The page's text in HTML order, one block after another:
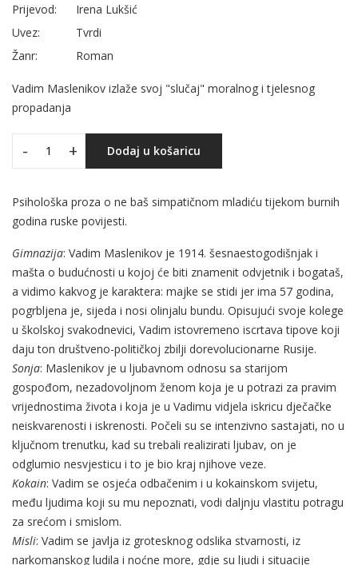
Prijevod:
Irena Lukšić
Uvez:
Tvrdi
Žanr:
Roman
Vadim Maslenikov izlaže svoj "slučaj" moralnog i tjelesnog
propadanja
- + Dodaj u košaricu
Psihološka proza o ne baš simpatičnom mladiću tijekom burnih
godina ruske povijesti.
Gimnazija: Vadim Maslenikov je 1914. šesnaestogodišnjak i
mašta o budućnosti u kojoj će biti znamenit odvjetnik i bogataš,
a vidimo kakvog je karaktera: majke se stidi jer ima 57 godina,
pogrbljena je, sijeda i nosi olinjalu bundu. Opisujući svoje kolege
u školskoj svakodnevici, Vadim istovremeno iscrtava tipove koji
daju ton društveno-političkoj zbilji dorevolucionarne Rusije.
Sonja: Maslenikov je u ljubavnom odnosu sa starijom
gospođom, nezadovoljnom ženom koja je u potrazi za pravim
vrijednostima života i koja je u Vadimu vidjela iskricu dječačke
neiskvarenosti i iskrenosti. Počeli su se intenzivno sastajati, no u
ključnom trenutku, kad su trebali realizirati ljubav, on je
odglumio nesvjesticu i to je bio kraj njihove veze.
Kokain: Vadim se osjeća odbačenim i u kokainskom svijetu,
među ljudima koji su mu nepoznati, vodi daljnju vlastitu potragu
za srećom i smislom.
Misli: Vadim se javlja iz grotesknog odslika stvarnosti, iz
narkomanskog ludila i noćne more, gdje su ljudi i situacije